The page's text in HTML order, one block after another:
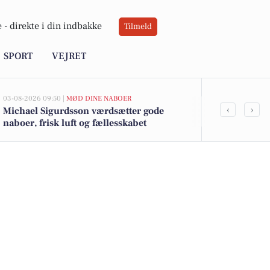
- direkte i din indbakke Tilmeld
SPORT VEJRET
03-08-2026 09:50 | MØD DINE NABOER
Michael Sigurdsson værdsætter gode
naboer, frisk luft og fællesskabet
Keld
‹ ›